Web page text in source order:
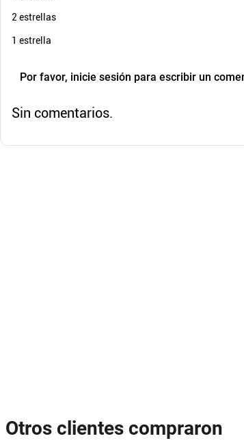
2 estrellas
1 estrella
Por favor, inicie sesión para escribir un
Sin comentarios.
Otros clientes compraron